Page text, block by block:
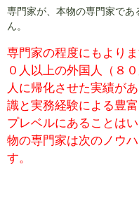
専門家が、本物の専門家で
ん。
専門家の程度にもより
０人以上の外国人（８
人に帰化させた実績が
識と実務経験による豊
プレベルにあることは
物の専門家は次のノウ
す。